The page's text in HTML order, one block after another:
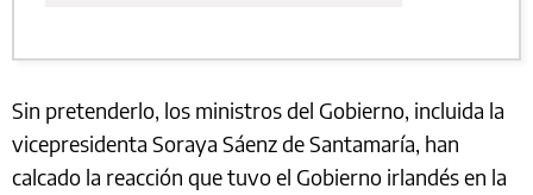
Sin pretenderlo, los ministros del Gobierno, incluida la
vicepresidenta Soraya Sáenz de Santamaría, han
calcado la reacción que tuvo el Gobierno irlandés en la